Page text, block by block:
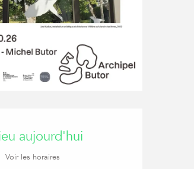
et
aujourd'hui
Voir les horaires